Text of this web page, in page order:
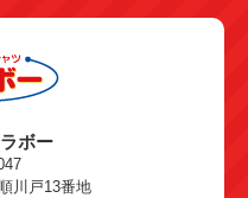
ボー
川戸13番地